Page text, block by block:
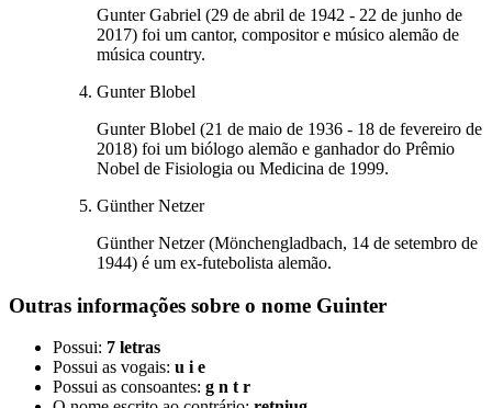
Gunter Gabriel (29 de abril de 1942 - 22 de junho de
2017) foi um cantor, compositor e músico alemão de
música country.
Gunter Blobel
Gunter Blobel (21 de maio de 1936 - 18 de fevereiro de
2018) foi um biólogo alemão e ganhador do Prêmio
Nobel de Fisiologia ou Medicina de 1999.
Günther Netzer
Günther Netzer (Mönchengladbach, 14 de setembro de
1944) é um ex-futebolista alemão.
Outras informações sobre o nome Guinter
Possui: 7 letras
Possui as vogais: u i e
Possui as consoantes: g n t r